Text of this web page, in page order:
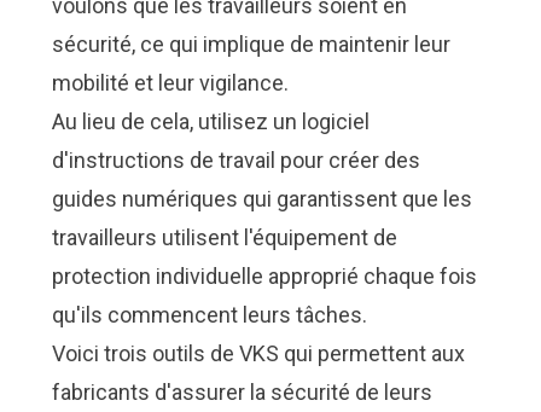
voulons que les travailleurs soient en
sécurité, ce qui implique de maintenir leur
mobilité et leur vigilance.
Au lieu de cela, utilisez un logiciel
d'instructions de travail pour créer des
guides numériques qui garantissent que les
travailleurs utilisent l'équipement de
protection individuelle approprié chaque fois
qu'ils commencent leurs tâches.
Voici trois outils de VKS qui permettent aux
fabricants d'assurer la sécurité de leurs